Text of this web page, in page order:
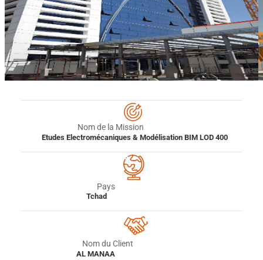
Nom de la Mission
Etudes Electromécaniques & Modélisation BIM LOD 400
Pays
Tchad
Nom du Client
AL MANAA